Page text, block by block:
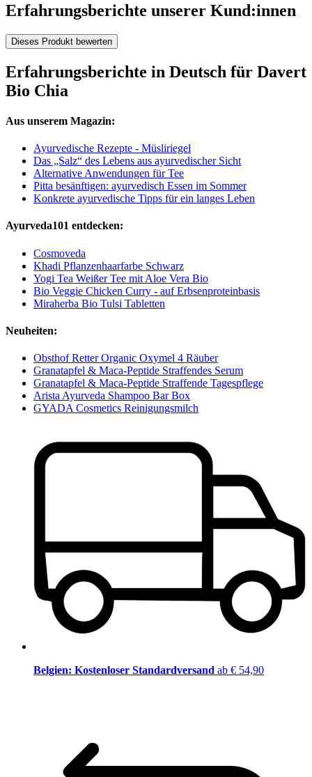
Erfahrungsberichte unserer Kund:innen
Dieses Produkt bewerten
Erfahrungsberichte in Deutsch für Davert
Bio Chia
Aus unserem Magazin:
Ayurvedische Rezepte - Müsliriegel
Das „Salz“ des Lebens aus ayurvedischer Sicht
Alternative Anwendungen für Tee
Pitta besänftigen: ayurvedisch Essen im Sommer
Konkrete ayurvedische Tipps für ein langes Leben
Ayurveda101 entdecken:
Cosmoveda
Khadi Pflanzenhaarfarbe Schwarz
Yogi Tea Weißer Tee mit Aloe Vera Bio
Bio Veggie Chicken Curry - auf Erbsenproteinbasis
Miraherba Bio Tulsi Tabletten
Neuheiten:
Obsthof Retter Organic Oxymel 4 Räuber
Granatapfel & Maca-Peptide Straffendes Serum
Granatapfel & Maca-Peptide Straffende Tagespflege
Arista Ayurveda Shampoo Bar Box
GYADA Cosmetics Reinigungsmilch
Belgien: Kostenloser Standardversand ab € 54,90